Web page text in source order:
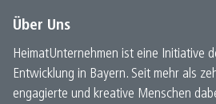
Über Uns
HeimatUnternehmen ist eine Initiative
Entwicklung in Bayern. Seit mehr als
engagierte und kreative Menschen